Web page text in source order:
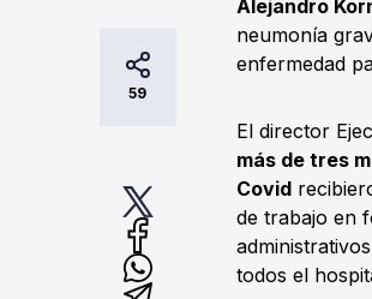
59
Alejandro
neumonía
enfermedad
El director
más de tres
Covid
de trabajo en
todos el